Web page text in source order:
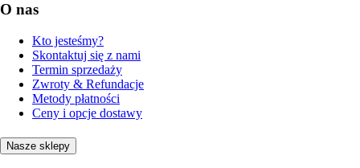
O nas
Kto jesteśmy?
Skontaktuj się z nami
Termin sprzedaży
Zwroty & Refundacje
Metody płatności
Ceny i opcje dostawy
Nasze sklepy